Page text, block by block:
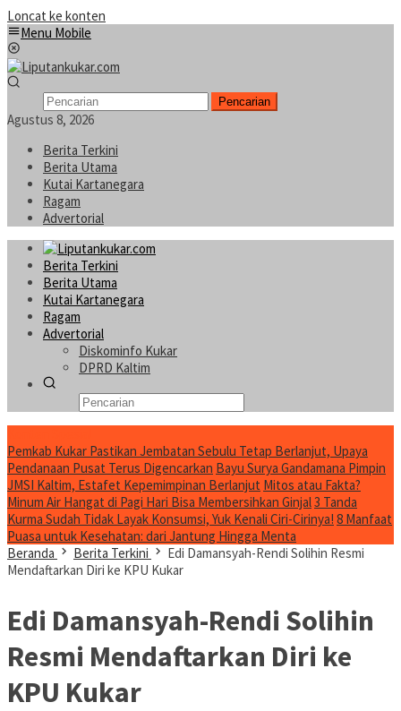
Loncat ke konten
Menu Mobile
Pencarian
Agustus 8, 2026
Berita Terkini
Berita Utama
Kutai Kartanegara
Ragam
Advertorial
Berita Terkini
Berita Utama
Kutai Kartanegara
Ragam
Advertorial
Diskominfo Kukar
DPRD Kaltim
Pemkab Kukar Pastikan Jembatan Sebulu Tetap Berlanjut, Upaya
Pendanaan Pusat Terus Digencarkan Bayu Surya Gandamana Pimpin
JMSI Kaltim, Estafet Kepemimpinan Berlanjut Mitos atau Fakta?
Minum Air Hangat di Pagi Hari Bisa Membersihkan Ginjal3 Tanda
Kurma Sudah Tidak Layak Konsumsi, Yuk Kenali Ciri-Cirinya! 8 Manfaat
Puasa untuk Kesehatan: dari Jantung Hingga Menta
Beranda
Berita Terkini
Edi Damansyah-Rendi Solihin Resmi
Mendaftarkan Diri ke KPU Kukar
Edi Damansyah-Rendi Solihin
Resmi Mendaftarkan Diri ke
KPU Kukar